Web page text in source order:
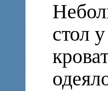
стол